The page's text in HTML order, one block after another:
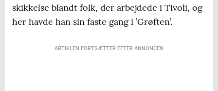
skikkelse blandt folk, der arbejdede i Tivoli, og
her havde han sin faste gang i ’Grøften’.
ARTIKLEN FORTSÆTTER EFTER ANNONCEN